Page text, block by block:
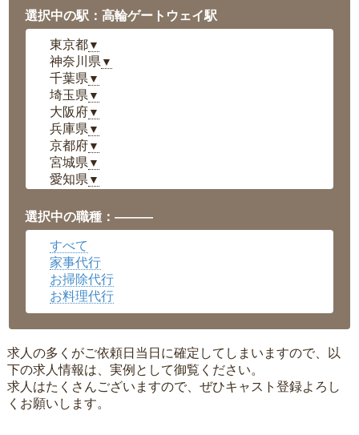
選択中の駅：高輪ゲートウェイ駅
東京都▼
神奈川県 ▼
千葉県 ▼
埼玉県 ▼
大阪府▼
兵庫県 ▼
京都府▼
宮城県 ▼
愛知県 ▼
岡山県▼
広島県▼
沖縄県
選択中の職種：———
すべて
家事代行
お掃除代行
お料理代行
求人の多くがご依頼日当日に確定してしまいますので、以
下の求人情報は、実例として御覧ください。
求人はたくさんございますので、ぜひキャスト登録よろし
くお願いします。